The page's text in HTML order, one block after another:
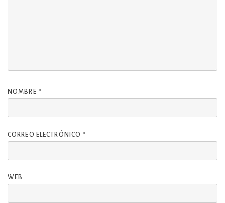
NOMBRE *
CORREO ELECTRÓNICO *
WEB